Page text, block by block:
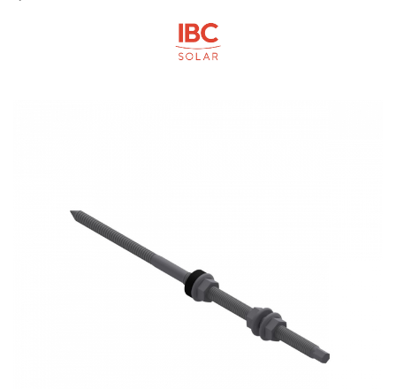
Cabluri semnalizare si control